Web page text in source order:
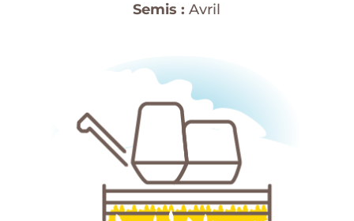
Semis : Avril